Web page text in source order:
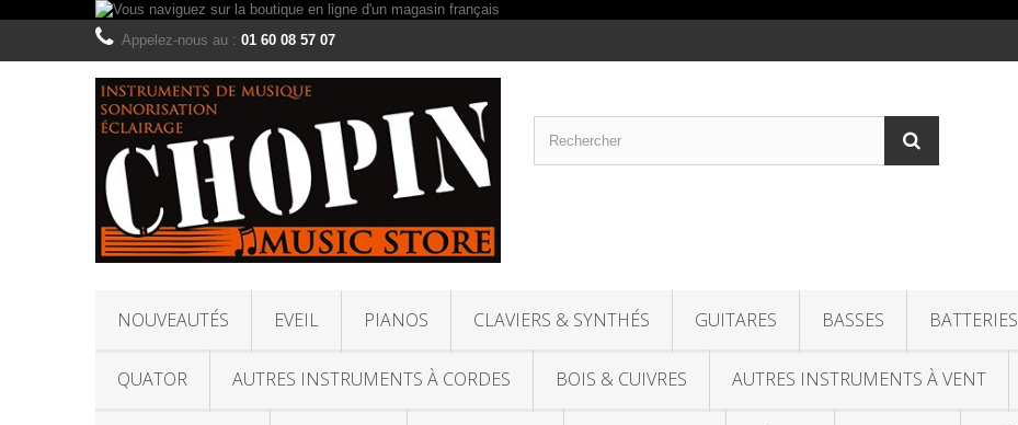
Appelez-nous au : 01 60 08 57 07
NOUVEAUTÉS EVEIL PIANOS CLAVIERS & SYNTHÉS GUITARES BASSES BATTERIES
QUATOR AUTRES INSTRUMENTS À CORDES BOIS & CUIVRES AUTRES INSTRUMENTS À VENT